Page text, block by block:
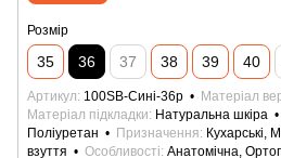
Розмір
35 36 37 38 39 40
Артикул 100SB-Сині-36р Матеріал
Матеріал підкладки
Натуральна шкіра
Поліуретан
Призначення
Кухарські,
взуття
Особливості Анатомічна,